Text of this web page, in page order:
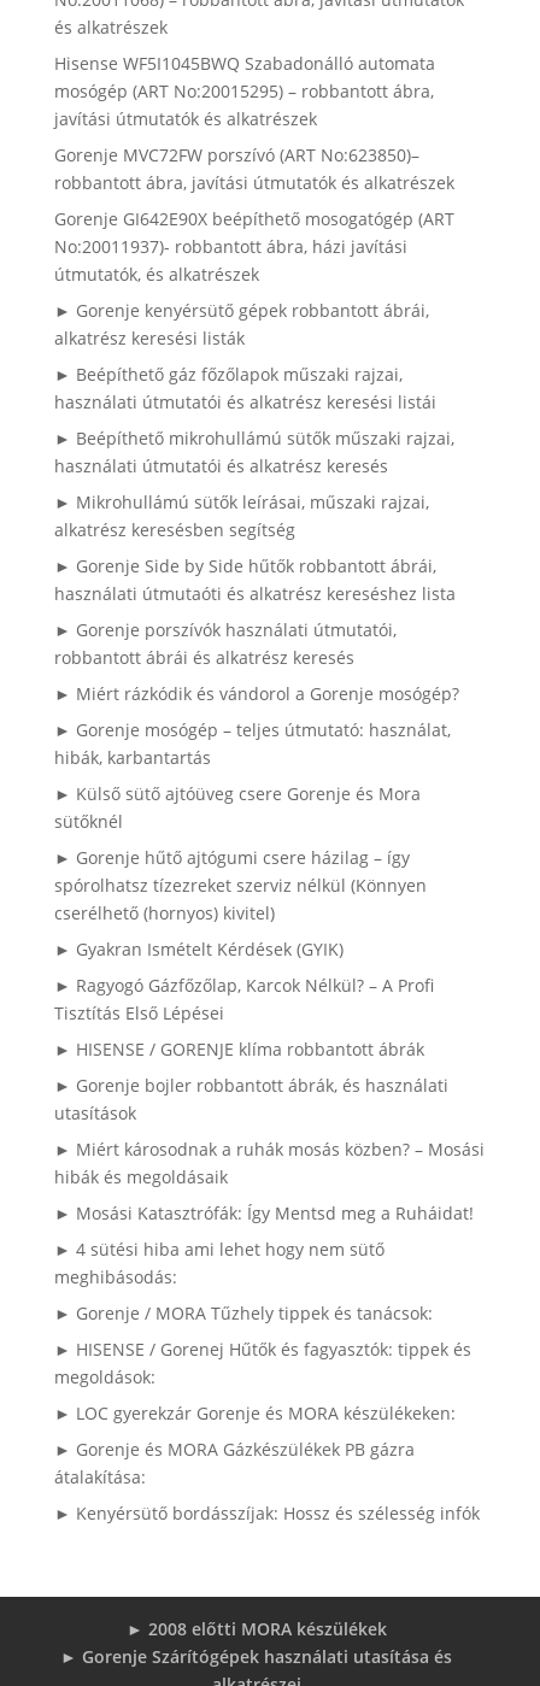
és alkatrészek
Hisense WF5I1045BWQ Szabadonálló automata
mosógép (ART No:20015295) – robbantott ábra,
javítási útmutatók és alkatrészek
Gorenje MVC72FW porszívó (ART No:623850)–
robbantott ábra, javítási útmutatók és alkatrészek
Gorenje GI642E90X beépíthető mosogatógép (ART
No:20011937)- robbantott ábra, házi javítási
útmutatók, és alkatrészek
► Gorenje kenyérsütő gépek robbantott ábrái,
alkatrész keresési listák
► Beépíthető gáz főzőlapok műszaki rajzai,
használati útmutatói és alkatrész keresési listái
► Beépíthető mikrohullámú sütők műszaki rajzai,
használati útmutatói és alkatrész keresés
► Mikrohullámú sütők leírásai, műszaki rajzai,
alkatrész keresésben segítség
► Gorenje Side by Side hűtők robbantott ábrái,
használati útmutaóti és alkatrész kereséshez lista
► Gorenje porszívók használati útmutatói,
robbantott ábrái és alkatrész keresés
► Miért rázkódik és vándorol a Gorenje mosógép?
► Gorenje mosógép – teljes útmutató: használat,
hibák, karbantartás
► Külső sütő ajtóüveg csere Gorenje és Mora
sütőknél
► Gorenje hűtő ajtógumi csere házilag – így
spórolhatsz tízezreket szerviz nélkül (Könnyen
cserélhető (hornyos) kivitel)
► Gyakran Ismételt Kérdések (GYIK)
► Ragyogó Gázfőzőlap, Karcok Nélkül? – A Profi
Tisztítás Első Lépései
► HISENSE / GORENJE klíma robbantott ábrák
► Gorenje bojler robbantott ábrák, és használati
utasítások
► Miért károsodnak a ruhák mosás közben? – Mosási
hibák és megoldásaik
► Mosási Katasztrófák: Így Mentsd meg a Ruháidat!
► 4 sütési hiba ami lehet hogy nem sütő
meghibásodás:
► Gorenje / MORA Tűzhely tippek és tanácsok:
► HISENSE / Gorenej Hűtők és fagyasztók: tippek és
megoldások:
► LOC gyerekzár Gorenje és MORA készülékeken:
► Gorenje és MORA Gázkészülékek PB gázra
átalakítása:
► Kenyérsütő bordásszíjak: Hossz és szélesség infók
► 2008 előtti MORA készülékek
► Gorenje Szárítógépek használati utasítása és